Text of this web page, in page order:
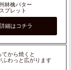
林檎バター
スプレット
詳細はコチラ
てから焼くと
ふわっと広がります